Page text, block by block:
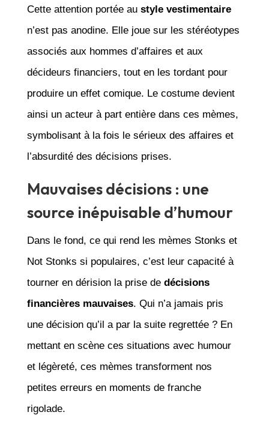
Cette attention portée au style vestimentaire
n’est pas anodine. Elle joue sur les stéréotypes
associés aux hommes d’affaires et aux
décideurs financiers, tout en les tordant pour
produire un effet comique. Le costume devient
ainsi un acteur à part entière dans ces mèmes,
symbolisant à la fois le sérieux des affaires et
l’absurdité des décisions prises.
Mauvaises décisions : une
source inépuisable d’humour
Dans le fond, ce qui rend les mèmes Stonks et
Not Stonks si populaires, c’est leur capacité à
tourner en dérision la prise de décisions
financières mauvaises. Qui n’a jamais pris
une décision qu’il a par la suite regrettée ? En
mettant en scène ces situations avec humour
et légèreté, ces mèmes transforment nos
petites erreurs en moments de franche
rigolade.